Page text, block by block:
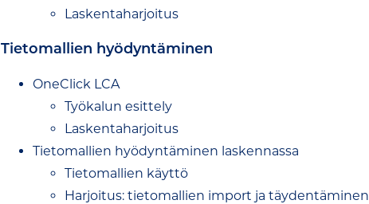
Laskentaharjoitus
Tietomallien hyödyntäminen
OneClick LCA
Työkalun esittely
Laskentaharjoitus
Tietomallien hyödyntäminen laskennassa
Tietomallien käyttö
Harjoitus: tietomallien import ja täydentäminen